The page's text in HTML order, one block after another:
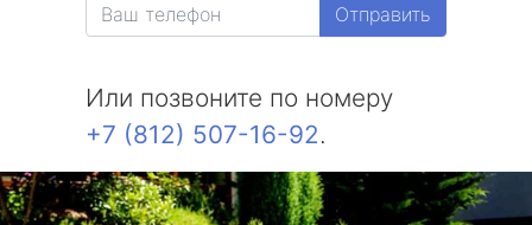
Отправить
Или позвоните по номеру
+7 (812) 507-16-92.